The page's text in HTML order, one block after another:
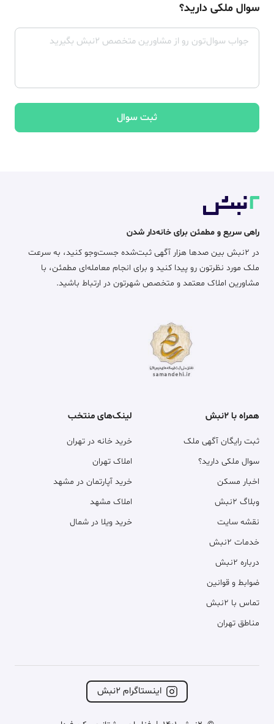
سوال ملکی دارید؟
ثبت سوال
راهی سریع و مطمئن برای خانه‌دار شدن
در ۲نبش بین صدها هزار آگهی ثبت‌شده جست‌وجو کنید، به سرعت
ملک مورد نظرتون رو پیدا کنید و برای انجام معامله‌ای مطمئن، با
مشاورین املاک معتمد و متخصص شهرتون در ارتباط باشید.
همراه با ۲نبش
ثبت رایگان آگهی ملک
سوال ملکی دارید؟
اخبار مسکن
وبلاگ ۲نبش
نقشه سایت
خدمات ۲نبش
درباره ۲نبش
ضوابط و قوانین
تماس با ۲نبش
مناطق تهران
لینک‌های منتخب
خرید خانه در تهران
املاک تهران
خرید آپارتمان در مشهد
املاک مشهد
خرید ویلا در شمال
اینستاگرام ۲نبش